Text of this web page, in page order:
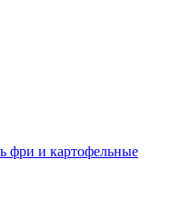
фри и картофельные